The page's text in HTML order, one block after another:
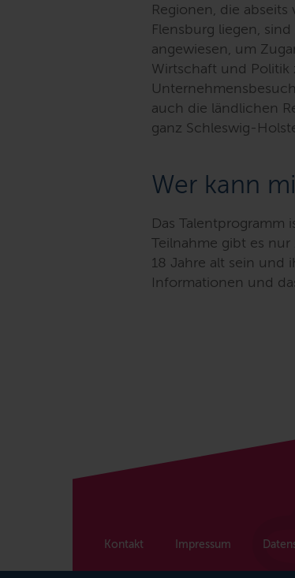
Regionen, die
Flensburg liegen,
angewiesen, um
Wirtschaft und Politik
auch die ländlichen
ganz Schleswig-
Wer kann
Das Talentprogramm
Teilnahme gibt es
18 Jahre alt sein und
Informationen und
Kontakt Impressum